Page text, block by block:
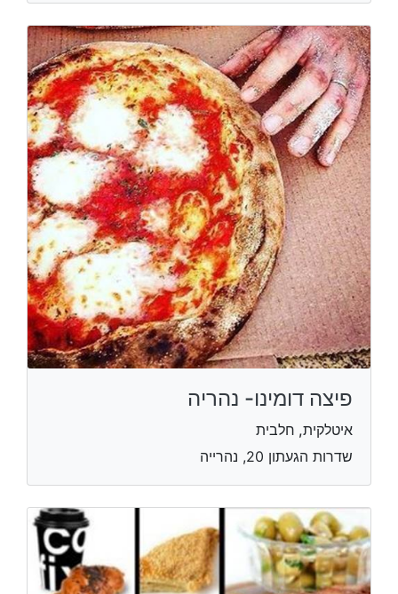
פיצה דומינו- נהריה
איטלקית, חלבית
שדרות הגעתון 20, נהרייה